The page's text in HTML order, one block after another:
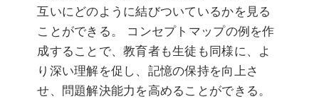
互いにどのように結びついているかを見る
ことができる。 コンセプトマップの例を作
成することで、教育者も生徒も同様に、よ
り深い理解を促し、記憶の保持を向上さ
せ、問題解決能力を高めることができる。